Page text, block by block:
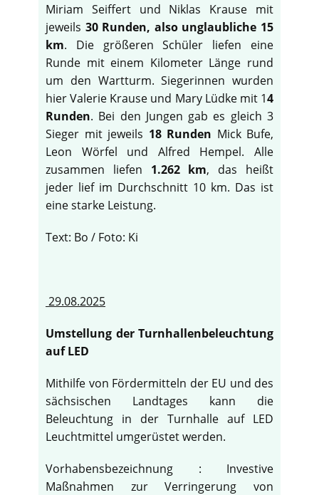
Miriam Seiffert und Niklas Krause mit
jeweils 30 Runden, also unglaubliche 15
km. Die größeren Schüler liefen eine
Runde mit einem Kilometer Länge rund
um den Wartturm. Siegerinnen wurden
hier Valerie Krause und Mary Lüdke mit 14
Runden. Bei den Jungen gab es gleich 3
Sieger mit jeweils 18 Runden Mick Bufe,
Leon Wörfel und Alfred Hempel. Alle
zusammen liefen 1.262 km, das heißt
jeder lief im Durchschnitt 10 km. Das ist
eine starke Leistung.
Text: Bo / Foto: Ki
29.08.2025
Umstellung der Turnhallenbeleuchtung
auf LED
Mithilfe von Fördermitteln der EU und des
sächsischen Landtages kann die
Beleuchtung in der Turnhalle auf LED
Leuchtmittel umgerüstet werden.
Vorhabensbezeichnung : Investive
Maßnahmen zur Verringerung von